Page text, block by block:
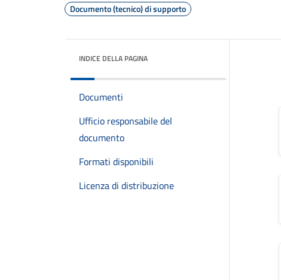
Documento (tecnico) di supporto
INDICE DELLA PAGINA
Documenti
Ufficio responsabile del
documento
Formati disponibili
Licenza di distribuzione